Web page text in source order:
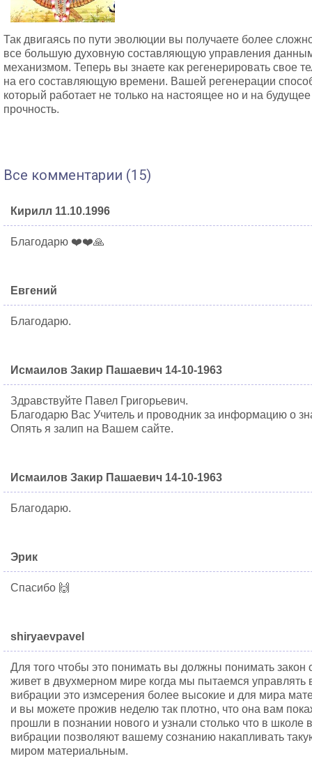
Так двигаясь по пути эволюции вы получаете более
все большую духовную составляющую управления
механизмом. Теперь вы знаете как регенерировать свое
на его составляющую времени. Вашей регенерации
который работает не только на настоящее но и на
прочность.
Все комментарии (15)
Кирилл 11.10.1996
Благодарю ❤️❤️🙏
Евгений
Благодарю.
Исмаилов Закир Пашаевич 14-10-1963
Здравствуйте Павел Григорьевич.
Благодарю Вас Учитель и проводник за информацию о
Опять я залип на Вашем сайте.
Исмаилов Закир Пашаевич 14-10-1963
Благодарю.
Эрик
Спасибо 🙌
shiryaevpavel
Для того чтобы это понимать вы должны понимать закон
живет в двухмерном мире когда мы пытаемся
вибрации это измсерения более высокие и для мира
и вы можете прожив неделю так плотно, что она вам
прошли в познании нового и узнали столько что в школе
вибрации позволяют вашему сознанию накапливать
миром материальным.